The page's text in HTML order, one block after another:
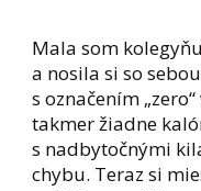
Mala som
a nosila si so
s označením
takmer žiadne
s nadbytočnými
chybu. Teraz si